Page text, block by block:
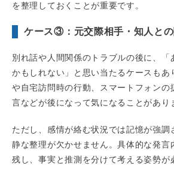
を整理しておくことが重要です。
ケース③：元交際相手・知人と
別れ話や人間関係のトラブルの後に、「
かもしれない」と思い当たるケースもあ
や自宅訪問時の行動、スマートフォンの
言などが後になって気になることがあり
ただし、感情が絡む状況では記憶が強調
静な整理が欠かせません。具体的な発言
残し、事実と推測を分けて考える姿勢が